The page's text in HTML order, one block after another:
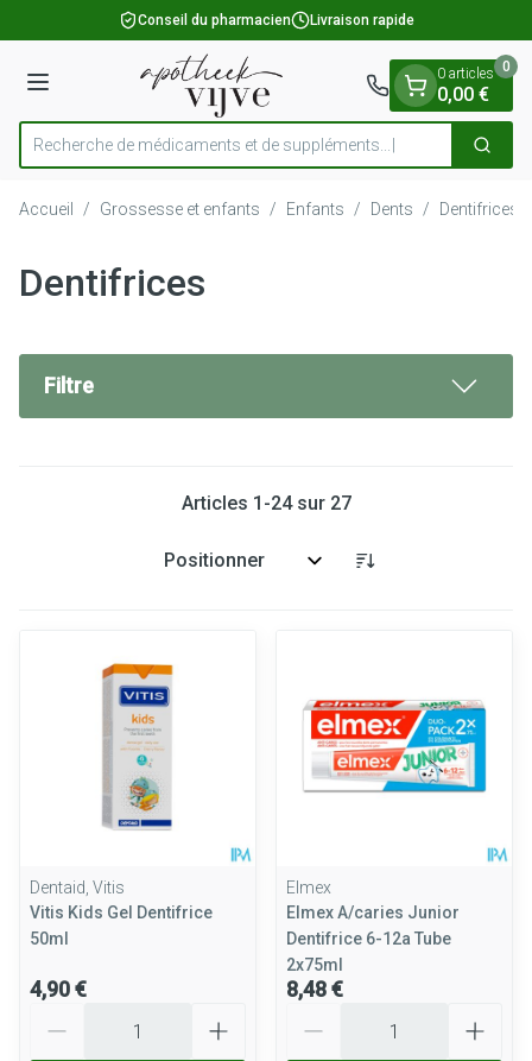
Aller au contenu
1 de 1Conseil du pharmacien Livraison rapide
Menu
Rechercher
Recherche de médicaments et de suppléments...
0 articles
0,00 €
0
Accueil / Grossesse et enfants / Enfants / Dents / Dentifrices
Dentifrices
Filtre
Articles 1 -24sur 27
Trier par:
Dentaid, Vitis
Vitis Kids Gel Dentifrice
50ml
4,90 €
Elmex
Elmex A/caries Junior
Dentifrice 6-12a Tube
2x75ml
8,48 €